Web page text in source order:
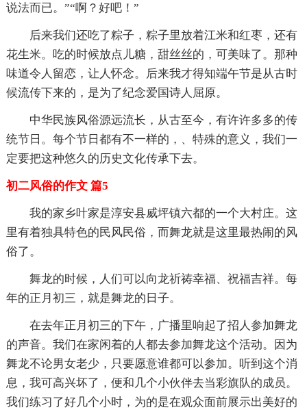
说法而已。”“啊？好吧！”
后来我们还吃了粽子，粽子里放着江米和红枣，还有
花生米。吃的时候放点儿糖，甜丝丝的，可美味了。那种
味道令人留恋，让人怀念。后来我才得知端午节是从古时
候流传下来的，是为了纪念爱国诗人屈原。
中华民族风俗源远流长，从古至今，有许许多多的传
统节日。每个节日都有不一样的，、特殊的意义，我们一
定要把这种悠久的历史文化传承下去。
初二风俗的作文 篇5
我的家乡叶家是淳安县威坪镇六都的一个大村庄。这
里有着独具特色的民风民俗，而舞龙就是这里最热闹的风
俗了。
舞龙的时候，人们可以向龙祈祷幸福、祝福吉祥。每
年的正月初三，就是舞龙的日子。
在去年正月初三的下午，广播里响起了招人参加舞龙
的声音。我们在家闲着的人都去参加舞龙这个活动。因为
舞龙不论男女老少，只要愿意谁都可以参加。听到这个消
息，我可高兴坏了，便和几个小伙伴去当彩旗队的成员。
我们练习了好几个小时，为的是在观众面前展示出美好的